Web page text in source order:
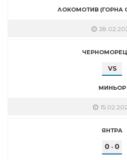
ЛОКОМОТИВ (ГОРНА
ЧЕРНОМОРЕЦ
VS
МИНЬОР
ЯНТРА
0 - 0